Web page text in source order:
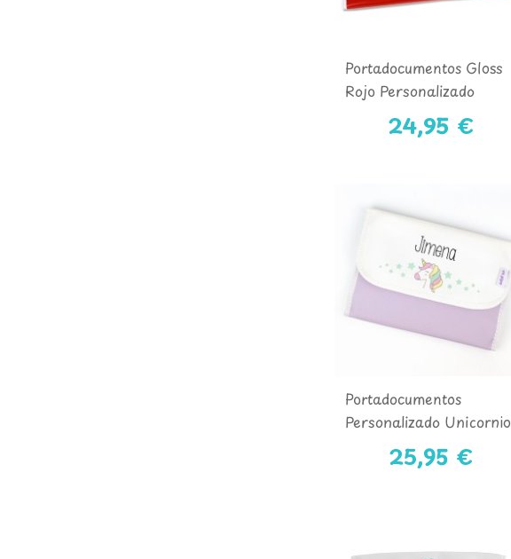
Portadocumentos Gloss
Rojo Personalizado
24,95 €
Portadocumentos
Personalizado Unicornio
25,95 €